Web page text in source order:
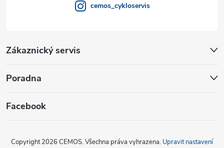
cemos_cykloservis
Zákaznický servis
Poradna
Facebook
Copyright 2026 CEMOS. Všechna práva vyhrazena. Upravit nastavení